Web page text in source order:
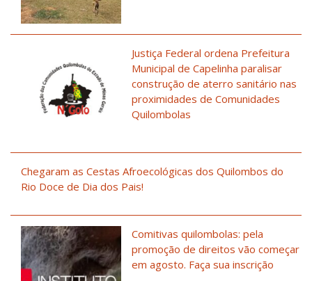
Justiça Federal ordena Prefeitura
Municipal de Capelinha paralisar
construção de aterro sanitário nas
proximidades de Comunidades
Quilombolas
Chegaram as Cestas Afroecológicas dos Quilombos do
Rio Doce de Dia dos Pais!
Comitivas quilombolas: pela
promoção de direitos vão começar
em agosto. Faça sua inscrição